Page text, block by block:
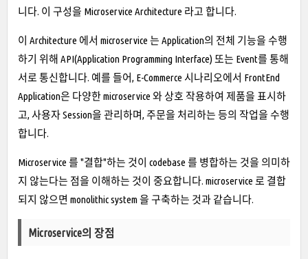
니다. 이 구성을 Microservice Architecture 라고 합니다.
이 Architecture 에서 microservice 는 Application의 전체 기능을 수행
하기 위해 API(Application Programming Interface) 또는 Event를 통해
서로 통신합니다. 예를 들어, E-Commerce 시나리오에서 FrontEnd
Application은 다양한 microservice 와 상호 작용하여 제품을 표시하
고, 사용자 Session을 관리하며, 주문을 처리하는 등의 작업을 수행
합니다.
Microservice 를 "결합"하는 것이 codebase 를 병합하는 것을 의미하
지 않는다는 점을 이해하는 것이 중요합니다. microservice 로 결합
되지 않으면 monolithic system 을 구축하는 것과 같습니다.
Microservice의 장점